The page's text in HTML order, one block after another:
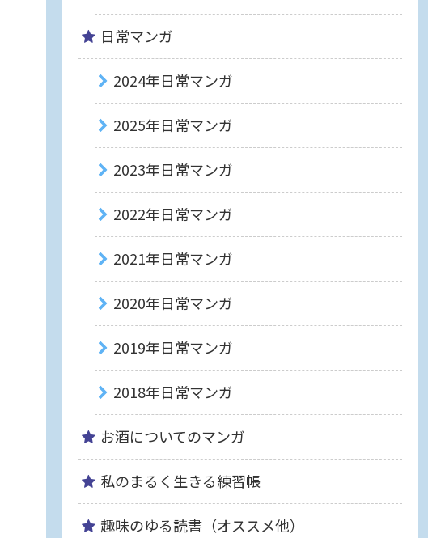
日常マンガ
2024年日常マンガ
2025年日常マンガ
2023年日常マンガ
2022年日常マンガ
2021年日常マンガ
2020年日常マンガ
2019年日常マンガ
2018年日常マンガ
お酒についてのマンガ
私のまるく生きる練習帳
趣味のゆる読書（オススメ他）